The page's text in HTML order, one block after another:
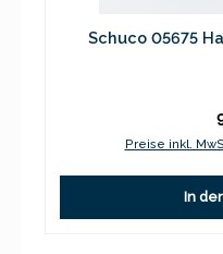
Schuco 05675
Preise inkl.
In